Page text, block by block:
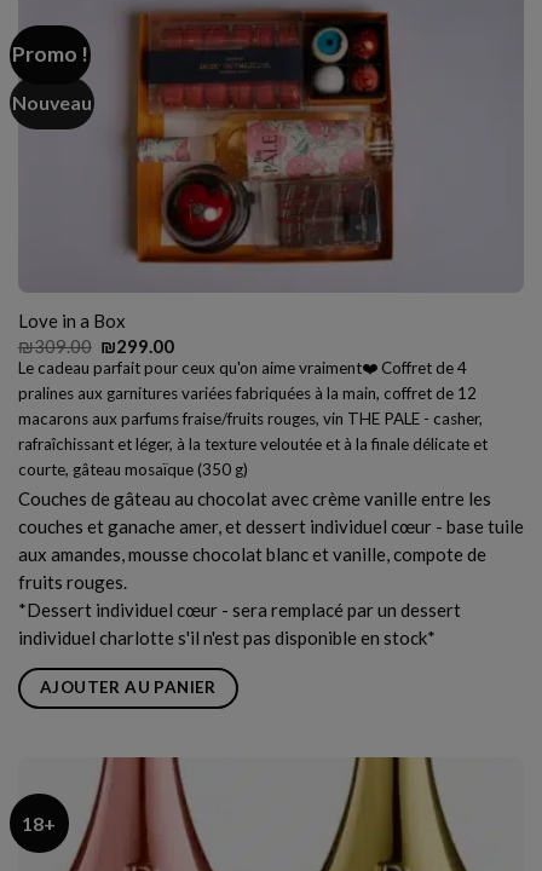
Promo !
Nouveau
Love in a Box
₪309.00 Le
prix
initial
était :
₪309.00.
₪299.00Le
prix
actuel
est :
₪299.00.
Le cadeau parfait pour ceux qu'on aime vraiment❤️ Coffret de 4
pralines aux garnitures variées fabriquées à la main, coffret de 12
macarons aux parfums fraise/fruits rouges, vin THE PALE - casher,
rafraîchissant et léger, à la texture veloutée et à la finale délicate et
courte, gâteau mosaïque (350 g)
Couches de gâteau au chocolat avec crème vanille entre les
couches et ganache amer, et dessert individuel cœur - base tuile
aux amandes, mousse chocolat blanc et vanille, compote de
fruits rouges.
*Dessert individuel cœur - sera remplacé par un dessert
individuel charlotte s'il n'est pas disponible en stock*
AJOUTER AU PANIER
18+